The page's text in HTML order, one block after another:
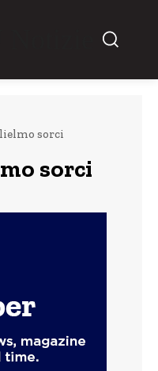
sorci
sorci